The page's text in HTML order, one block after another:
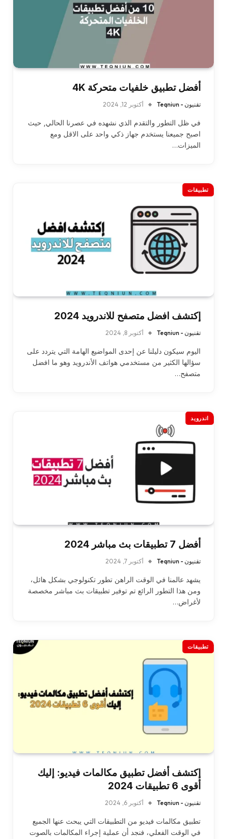
أفضل تطبيق خلفيات متحركة 4K
تقنيون - Teqniun أكتوبر 12, 2024
في ظل التطور والتقدم الذي نشهده في عصرنا الحالي, حيث
اصبح جميعنا يستخدم جهاز ذكي واحد على الاقل ومع
الميزات…
تطبيقات
إكتشف افضل متصفح للاندرويد 2024
تقنيون - Teqniun أكتوبر 8, 2024
اليوم سيكون دليلنا عن إحدى المواضيع الهامة التي يتردد على
سؤالها الكثير من مستخدمي هواتف الأندرويد وهو ما افضل
متصفح…
اندرويد
أفضل 7 تطبيقات بث مباشر 2024
تقنيون - Teqniun أكتوبر 7, 2024
يشهد عالمنا في الوقت الراهن تطور تكنولوجي بشكل هائل،
ومن هذا التطور الرائع تم توفير تطبيقات بث مباشر مخصصة
لأغراض…
تطبيقات
إكتشف أفضل تطبيق مكالمات فيديو: إليك
أقوى 6 تطبيقات 2024
تقنيون - Teqniun أكتوبر 6, 2024
تطبيق مكالمات فيديو من التطبيقات التي يبحث عنها الجميع
في الوقت الفعلي، فنجد أن عملية إجراء المكالمات بالصوت